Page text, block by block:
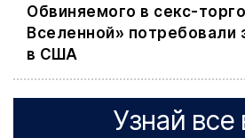
Обвиняемого в секс-
Вселенной» потребовали
в США
Узнай все